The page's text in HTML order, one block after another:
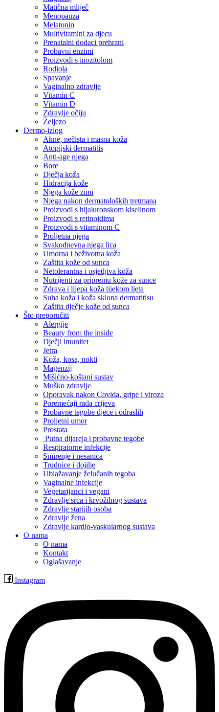
Matična mliječ
Menopauza
Melatonin
Multivitamini za djecu
Prenatalni dodaci prehrani
Probavni enzimi
Proizvodi s inozitolom
Rodiola
Spavanje
Vaginalno zdravlje
Vitamin C
Vitamin D
Zdravlje očiju
Željezo
Dermo-izlog
Akne, nečista i masna koža
Atopijski dermatitis
Anti-age njega
Bore
Dječja koža
Hidracija kože
Njega kože zimi
Njega nakon dermatoloških tretmana
Proizvodi s hijaluronskom kiselinom
Proizvodi s retinoidima
Proizvodi s vitaminom C
Proljetna njega
Svakodnevna njega lica
Umorna i beživotna koža
Zaštita kože od sunca
Netolerantna i osjetljiva koža
Nutrijenti za pripremu kože za sunce
Zdrava i lijepa koža tijekom ljeta
Suha koža i koža sklona dermatitisu
Zaštita dječje kože od sunca
Što preporučiti
Alergije
Beauty from the inside
Dječji imunitet
Jetra
Koža, kosa, nokti
Magenzij
Mišićno-koštani sustav
Muško zdravlje
Oporavak nakon Covida, gripe i viroza
Poremećaji rada crijeva
Probavne tegobe djece i odraslih
Proljetni umor
Prostata
Putna dijareja i probavne tegobe
Respiratorne infekcije
Smirenje i nesanica
Trudnice i dojilje
Ublažavanje želučanih tegoba
Vaginalne infekcije
Vegetarijanci i vegani
Zdravlje srca i krvožilnog sustava
Zdravlje starijih osoba
Zdravlje žena
Zdravlje kardio-vaskularnog sustava
O nama
O nama
Kontakt
Oglašavanje
Instagram